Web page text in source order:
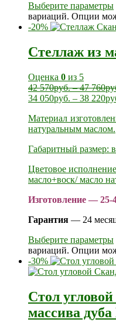
Выберите параметры
вариаций. Опции
-20%
Стеллаж из
Оценка 0 из 5
42 570руб.–47 760
34 050руб. – 38 220
Материал
натуральным маслом.
Габаритный
Цветовое
масло+воск/ масло
Изготовление — 25-
Гарантия — 24
Выберите параметры
вариаций. Опции
-30%
Стол
массива